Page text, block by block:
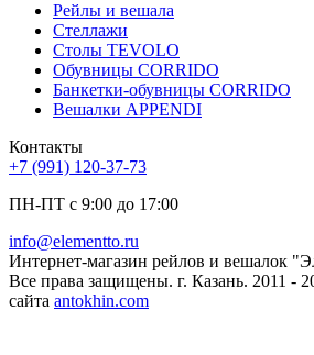
Рейлы и вешала
Стеллажи
Столы TEVOLO
Обувницы CORRIDO
Банкетки-обувницы CORRIDO
Вешалки APPENDI
Контакты
+7 (991) 120-37-73
ПН-ПТ с 9:00 до 17:00
info@elementto.ru
Интернет-магазин рейлов и вешалок
Все права защищены. г. Казань. 2011 -
сайта antokhin.com